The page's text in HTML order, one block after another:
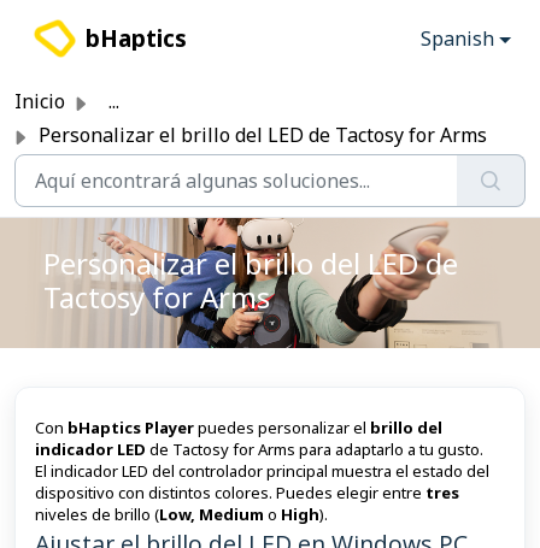
bHaptics Spanish
Inicio
...
Personalizar el brillo del LED de Tactosy for Arms
Personalizar el brillo del LED de
Tactosy for Arms
Con bHaptics Playerpuedes personalizar el brillo del
indicador LED de Tactosy for Arms para adaptarlo a tu gusto.
El indicador LED del controlador principal muestra el estado del
dispositivo con distintos colores. Puedes elegir entre tres
niveles de brillo (Low, Medium o High).